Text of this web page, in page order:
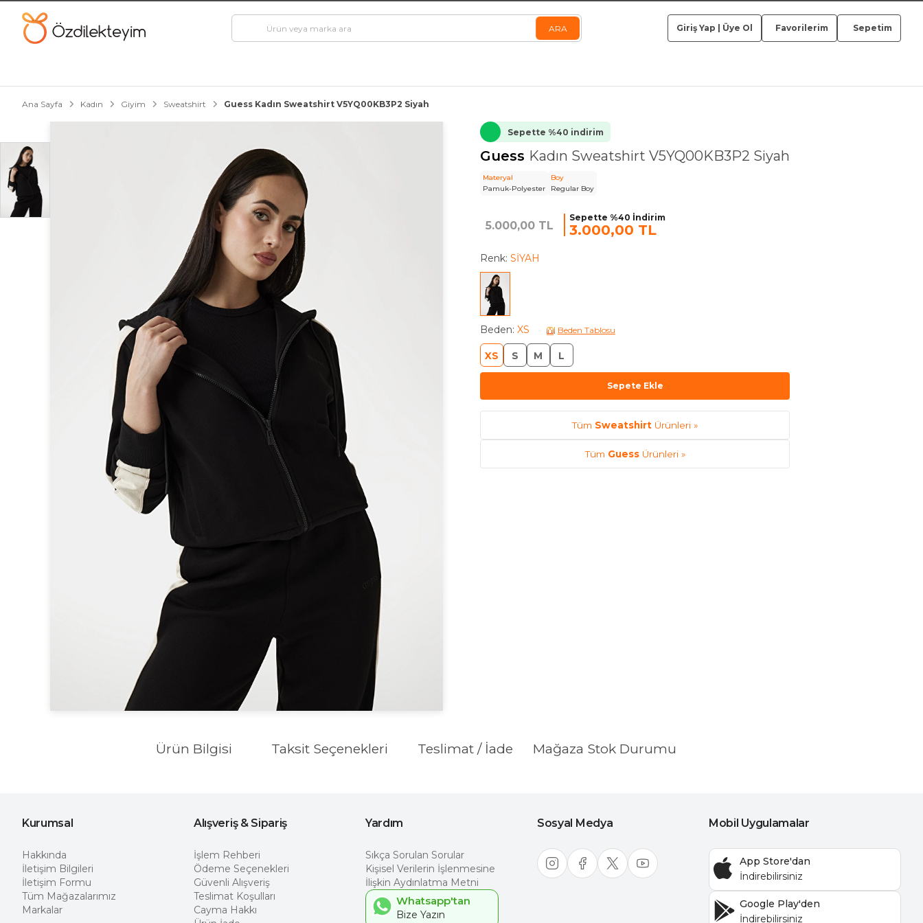
Giriş Yap Üye Ol Favorilerim Sepetim
Ana Sayfa Kadın Giyim Sweatshirt Guess Kadın Sweatshirt V5YQ00KB3P2 Siyah
Sepette %40 indirim
Guess Kadın Sweatshirt V5YQ00KB3P2 Siyah
Materyal
Pamuk-Polyester
Boy
Regular Boy
5.000,00 TL
Sepette %40 İndirim
3.000,00 TL
Renk: SİYAH
Beden: XS Beden Tablosu
XS S M L
Sepete Ekle
Tüm Sweatshirt Ürünleri »
Tüm GuessÜrünleri »
Ürün Bilgisi Taksit Seçenekleri Teslimat / İade Mağaza Stok Durumu
Kurumsal
Hakkında
İletişim Bilgileri
İletişim Formu
Tüm Mağazalarımız
Markalar
Alışveriş & Sipariş
İşlem Rehberi
Ödeme Seçenekleri
Güvenli Alışveriş
Teslimat Koşulları
Cayma Hakkı
Yardım
Sıkça Sorulan Sorular
Kişisel Verilerin İşlenmesine
İlişkin Aydınlatma Metni
Whatsapp'tan
Sosyal Medya Mobil Uygulamalar
App Store'dan
Google Play'den